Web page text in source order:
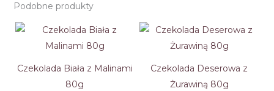
Podobne produkty
Czekolada Biała z Malinami
80g
Czekolada Deserowa z
Żurawiną 80g